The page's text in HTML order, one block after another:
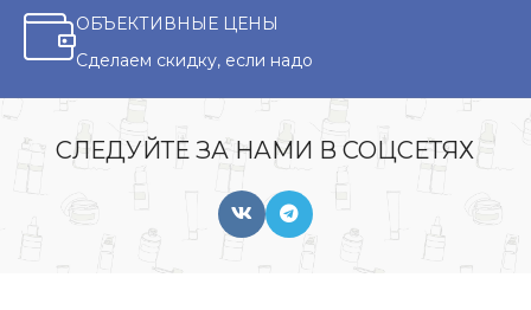
ОБЪЕКТИВНЫЕ ЦЕНЫ
Сделаем скидку, если надо
СЛЕДУЙТЕ ЗА НАМИ В СОЦСЕТЯХ